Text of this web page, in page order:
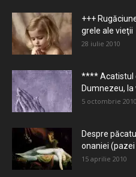
+++
grele ale vieţii
28 iulie 2010
**** Acatistul
Dumnezeu,
5 octombrie 2010
Despre
onaniei (pazei
15 aprilie 2010